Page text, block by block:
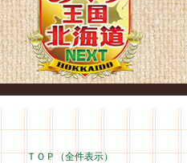
ＴＯＰ（全件表示）